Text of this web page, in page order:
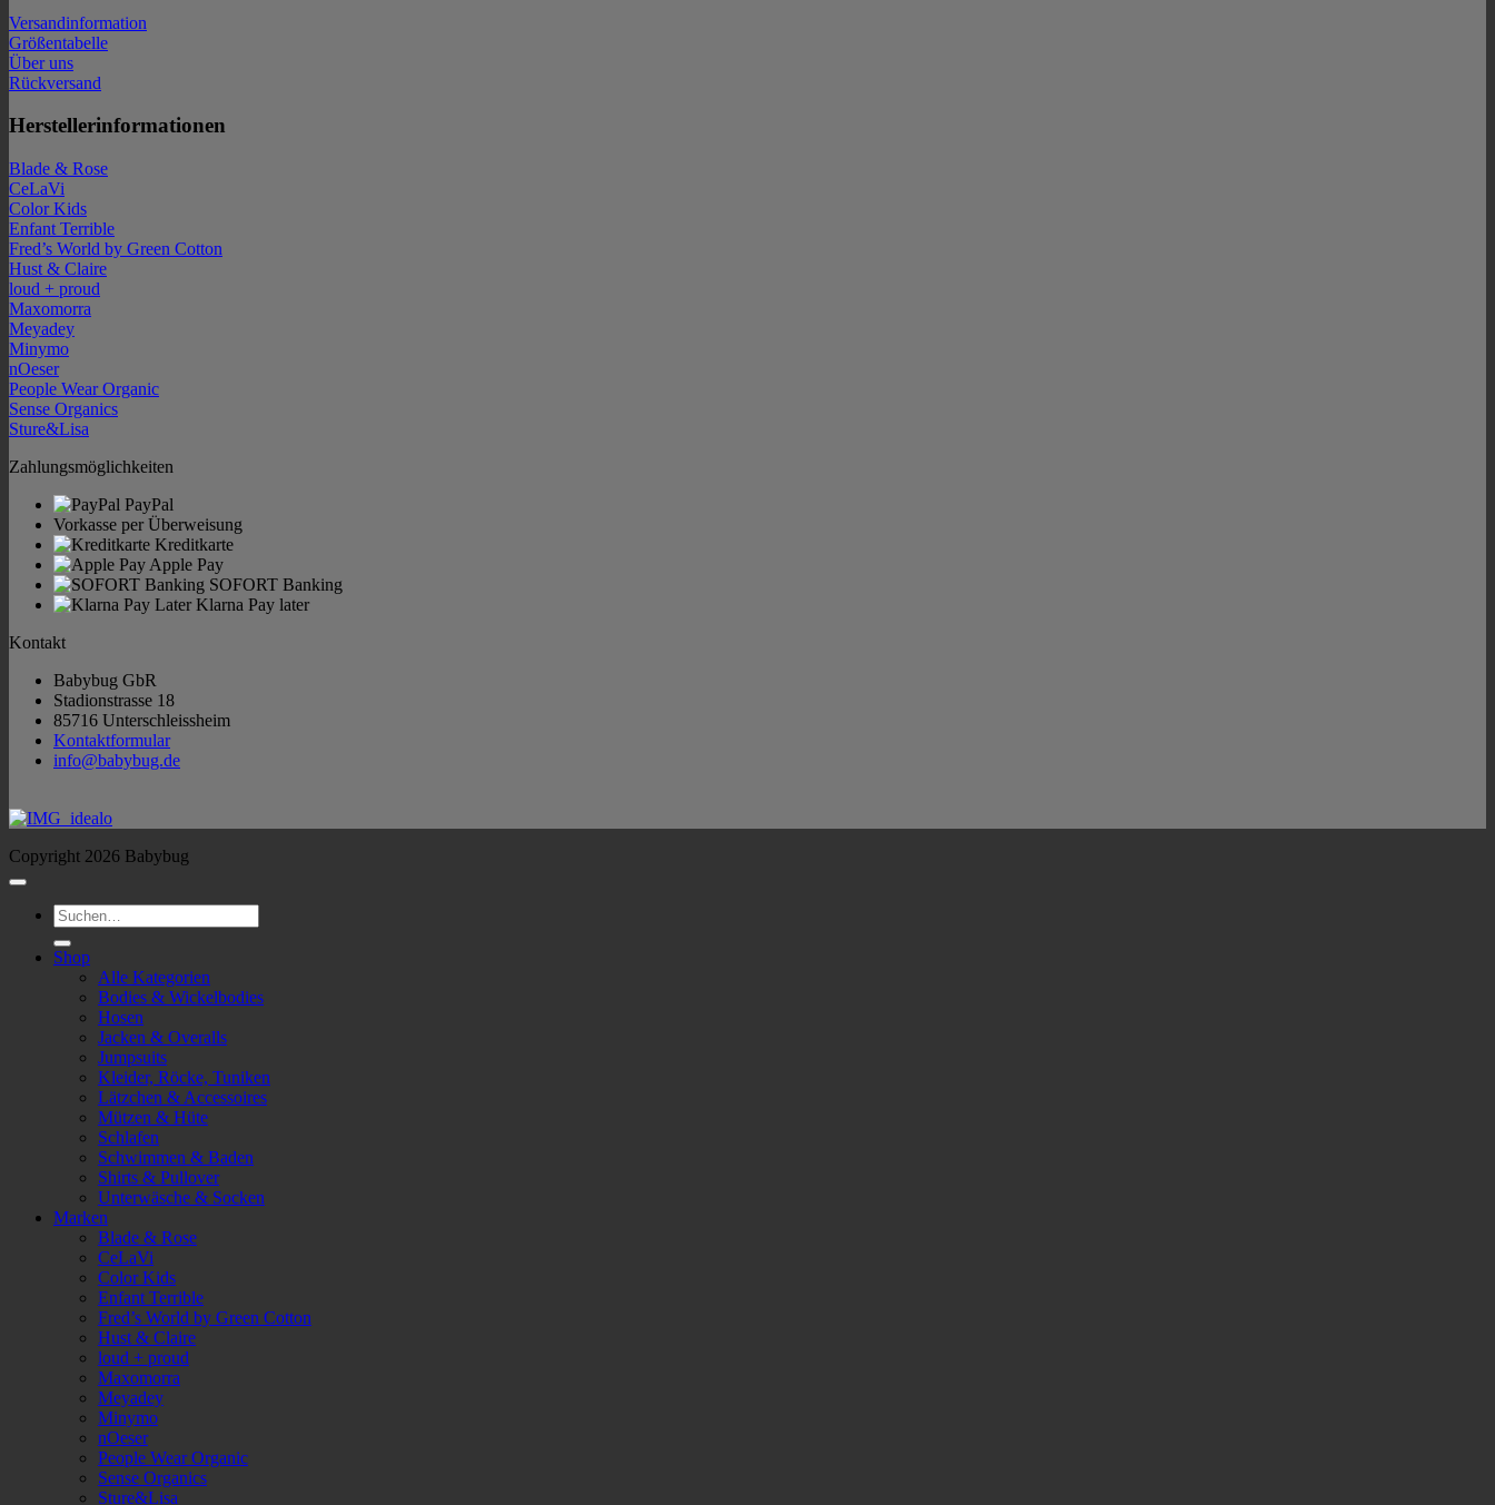
Versandinformation
Größentabelle
Über uns
Rückversand
Herstellerinformationen
Blade & Rose
CeLaVi
Color Kids
Enfant Terrible
Fred’s World by Green Cotton
Hust & Claire
loud + proud
Maxomorra
Meyadey
Minymo
nOeser
People Wear Organic
Sense Organics
Sture&Lisa
Zahlungsmöglichkeiten
PayPal
Vorkasse per Überweisung
Kreditkarte
Apple Pay
SOFORT Banking
Klarna Pay later
Kontakt
Babybug GbR
Stadionstrasse 18
85716 Unterschleissheim
Kontaktformular
info@babybug.de
Copyright 2026 Babybug
Suchen
nach:
Shop
Alle Kategorien
Bodies & Wickelbodies
Hosen
Jacken & Overalls
Jumpsuits
Kleider, Röcke, Tuniken
Lätzchen & Accessoires
Mützen & Hüte
Schlafen
Schwimmen & Baden
Shirts & Pullover
Unterwäsche & Socken
Marken
Blade & Rose
CeLaVi
Color Kids
Enfant Terrible
Fred’s World by Green Cotton
Hust & Claire
loud + proud
Maxomorra
Meyadey
Minymo
nOeser
People Wear Organic
Sense Organics
Sture&Lisa